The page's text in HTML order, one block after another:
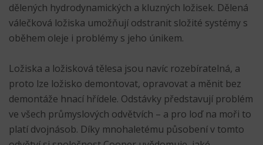
dělených hydrodynamických a kluzných ložisek. Dělená
válečková ložiska umožňují odstranit složité systémy s
oběhem oleje i problémy s jeho únikem.
Ložiska a ložisková tělesa jsou navíc rozebíratelná, a
proto lze ložisko demontovat, opravovat a měnit bez
demontáže hnací hřídele. Odstávky představují problém
ve všech průmyslových odvětvích – a pro loď na moři to
platí dvojnásob. Díky mnohaletému působení v tomto